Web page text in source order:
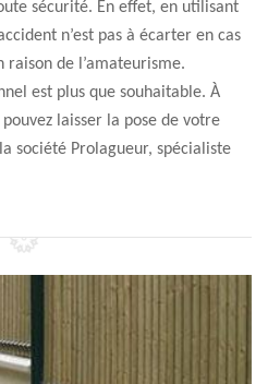
sécurité. En effet, en utilisant
n’est pas à écarter en cas
raison de l’amateurisme.
est plus que souhaitable. À
laisser la pose de votre
société Prolagueur, spécialiste